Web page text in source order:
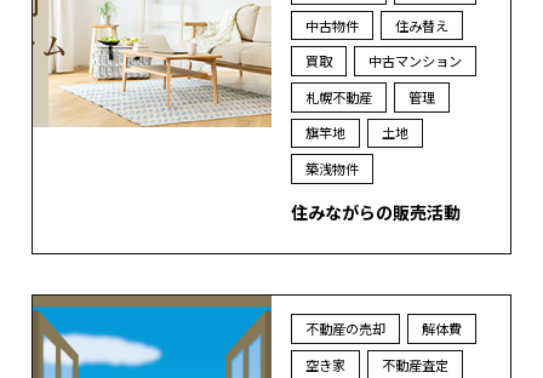
中古物件
住み替え
買取
中古マンション
札幌不動産
管理
旗竿地
土地
築浅物件
住みながらの販売活動
不動産の売却
解体費
空き家
不動産査定